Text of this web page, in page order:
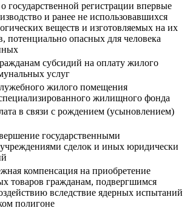
государственной регистрации впервые
и ранее не использовавшихся
веществ и изготовляемых на их
потенциально опасных для человека
субсидий на оплату жилого
услуг
жилого помещения
жилищного фонда
в связи с рождением (усыновлением)
государственными
сделок и иных юридически
компенсация на приобретение
товаров гражданам, подвергшимся
вследствие ядерных испытаний
полигоне